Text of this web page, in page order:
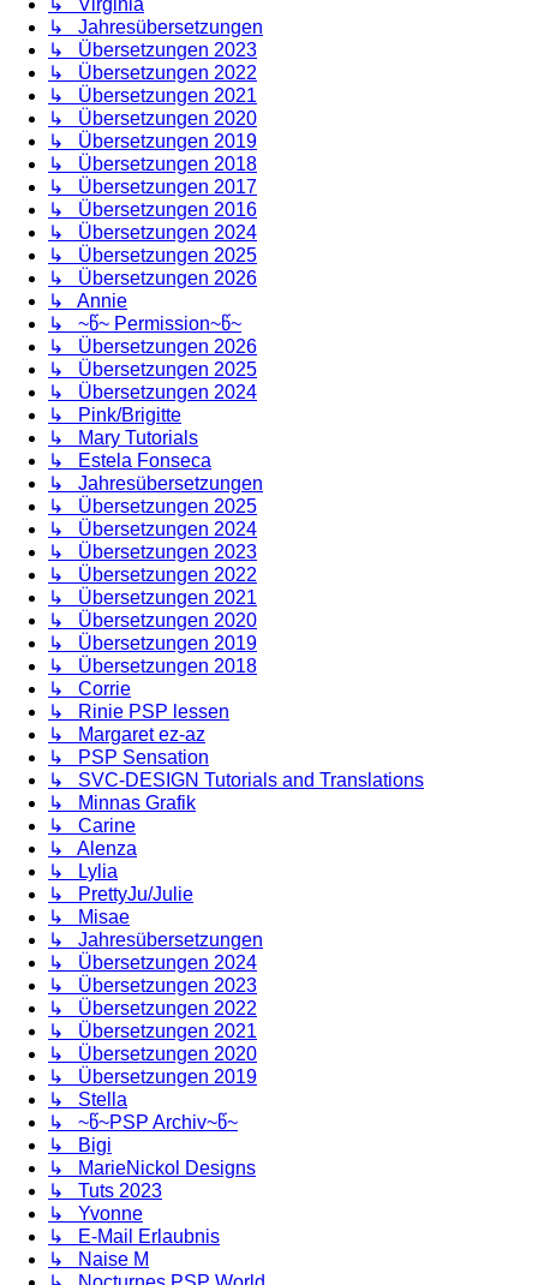
↳ Virginia
↳ Jahresübersetzungen
↳ Übersetzungen 2023
↳ Übersetzungen 2022
↳ Übersetzungen 2021
↳ Übersetzungen 2020
↳ Übersetzungen 2019
↳ Übersetzungen 2018
↳ Übersetzungen 2017
↳ Übersetzungen 2016
↳ Übersetzungen 2024
↳ Übersetzungen 2025
↳ Übersetzungen 2026
↳ Annie
↳ ~წ~ Permission~წ~
↳ Übersetzungen 2026
↳ Übersetzungen 2025
↳ Übersetzungen 2024
↳ Pink/Brigitte
↳ Mary Tutorials
↳ Estela Fonseca
↳ Jahresübersetzungen
↳ Übersetzungen 2025
↳ Übersetzungen 2024
↳ Übersetzungen 2023
↳ Übersetzungen 2022
↳ Übersetzungen 2021
↳ Übersetzungen 2020
↳ Übersetzungen 2019
↳ Übersetzungen 2018
↳ Corrie
↳ Rinie PSP lessen
↳ Margaret ez-az
↳ PSP Sensation
↳ SVC-DESIGN Tutorials and Translations
↳ Minnas Grafik
↳ Carine
↳ Alenza
↳ Lylia
↳ PrettyJu/Julie
↳ Misae
↳ Jahresübersetzungen
↳ Übersetzungen 2024
↳ Übersetzungen 2023
↳ Übersetzungen 2022
↳ Übersetzungen 2021
↳ Übersetzungen 2020
↳ Übersetzungen 2019
↳ Stella
↳ ~წ~PSP Archiv~წ~
↳ Bigi
↳ MarieNickol Designs
↳ Tuts 2023
↳ Yvonne
↳ E-Mail Erlaubnis
↳ Naise M